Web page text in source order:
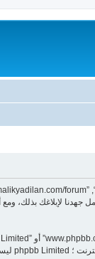
لإبلاغك بذلك،